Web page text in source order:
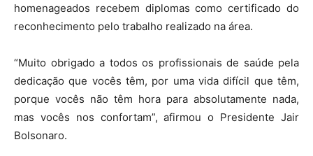
homenageados recebem diplomas como certificado do
reconhecimento pelo trabalho realizado na área.
“Muito obrigado a todos os profissionais de saúde pela
dedicação que vocês têm, por uma vida difícil que têm,
porque vocês não têm hora para absolutamente nada,
mas vocês nos confortam”, afirmou o Presidente Jair
Bolsonaro.